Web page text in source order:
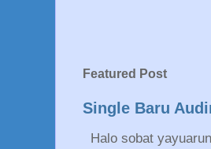
Featured Post
Single Baru
Halo sobat